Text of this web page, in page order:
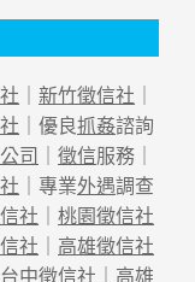
｜ 新竹徵信社 ｜
｜優良抓姦諮詢
司 ｜ 徵信服務｜
｜專業外遇調查
社 ｜ 桃園徵信社
社 ｜ 高雄徵信社
台中徵信社 ｜ 高雄